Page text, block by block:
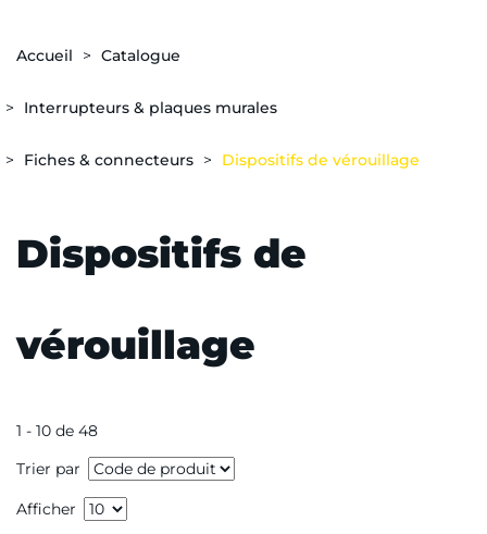
Accueil Catalogue
Interrupteurs & plaques murales
Fiches & connecteurs Dispositifs de vérouillage
Dispositifs de
vérouillage
1 - 10 de 48
Trier par
Afficher